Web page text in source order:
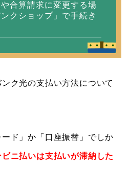
合算請求に変更する場
クショップ」で手続き
ク光の支払い方法について
ド」か「口座振替」でしか
ビニ払いは支払いが滞納した